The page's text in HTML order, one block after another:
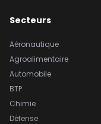
Secteurs
Aéronautique
Agroalimentaire
Automobile
BTP
Chimie
Défense